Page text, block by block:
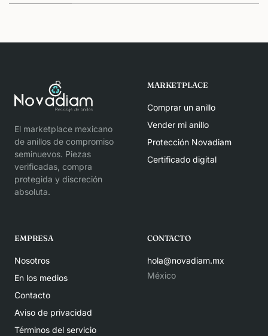
El marketplace mexicano
de anillos de compromiso
seminuevos. Piezas
verificadas, compra
protegida y discreción
absoluta.
MARKETPLACE
Comprar un anillo
Vender mi anillo
Protección Novadiam
Certificado digital
EMPRESA
Nosotros
En los medios
Contacto
Aviso de privacidad
Términos del servicio
CONTACTO
hola@novadiam.mx
México